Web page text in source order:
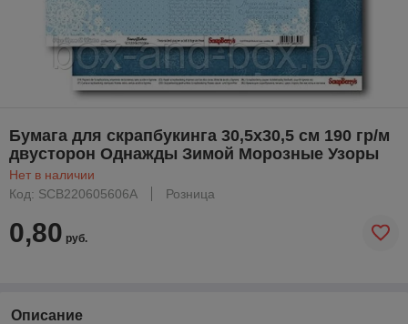
Бумага для скрапбукинга 30,5х30,5 см 190 гр/м
двусторон Однажды Зимой Морозные Узоры
Нет в наличии
Код: SCB220605606A
Розница
0,80 руб.
Описание